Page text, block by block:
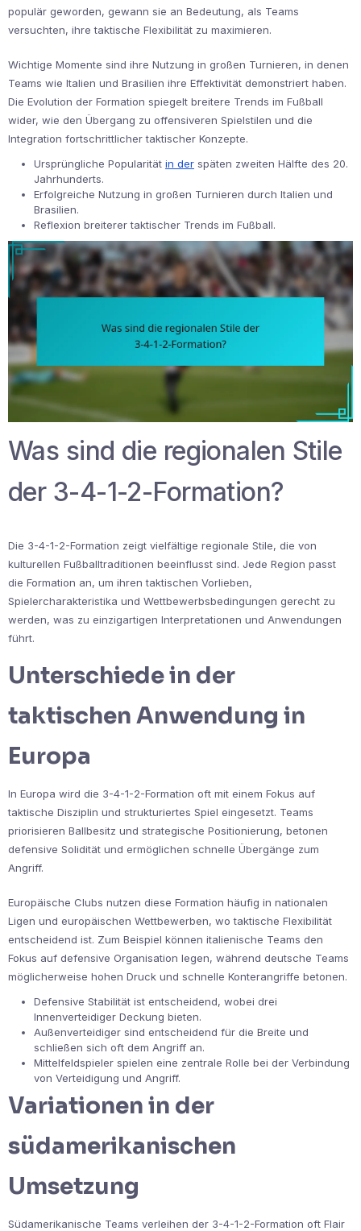
populär geworden, gewann sie an Bedeutung, als Teams
versuchten, ihre taktische Flexibilität zu maximieren.
Wichtige Momente sind ihre Nutzung in großen Turnieren, in denen
Teams wie Italien und Brasilien ihre Effektivität demonstriert haben.
Die Evolution der Formation spiegelt breitere Trends im Fußball
wider, wie den Übergang zu offensiveren Spielstilen und die
Integration fortschrittlicher taktischer Konzepte.
Ursprüngliche Popularität in der späten zweiten Hälfte des 20.
Jahrhunderts.
Erfolgreiche Nutzung in großen Turnieren durch Italien und
Brasilien.
Reflexion breiterer taktischer Trends im Fußball.
Was sind die regionalen Stile
der 3-4-1-2-Formation?
Die 3-4-1-2-Formation zeigt vielfältige regionale Stile, die von
kulturellen Fußballtraditionen beeinflusst sind. Jede Region passt
die Formation an, um ihren taktischen Vorlieben,
Spielercharakteristika und Wettbewerbsbedingungen gerecht zu
werden, was zu einzigartigen Interpretationen und Anwendungen
führt.
Unterschiede in der
taktischen Anwendung in
Europa
In Europa wird die 3-4-1-2-Formation oft mit einem Fokus auf
taktische Disziplin und strukturiertes Spiel eingesetzt. Teams
priorisieren Ballbesitz und strategische Positionierung, betonen
defensive Solidität und ermöglichen schnelle Übergänge zum
Angriff.
Europäische Clubs nutzen diese Formation häufig in nationalen
Ligen und europäischen Wettbewerben, wo taktische Flexibilität
entscheidend ist. Zum Beispiel können italienische Teams den
Fokus auf defensive Organisation legen, während deutsche Teams
möglicherweise hohen Druck und schnelle Konterangriffe betonen.
Defensive Stabilität ist entscheidend, wobei drei
Innenverteidiger Deckung bieten.
Außenverteidiger sind entscheidend für die Breite und
schließen sich oft dem Angriff an.
Mittelfeldspieler spielen eine zentrale Rolle bei der Verbindung
von Verteidigung und Angriff.
Variationen in der
südamerikanischen
Umsetzung
Südamerikanische Teams verleihen der 3-4-1-2-Formation oft Flair